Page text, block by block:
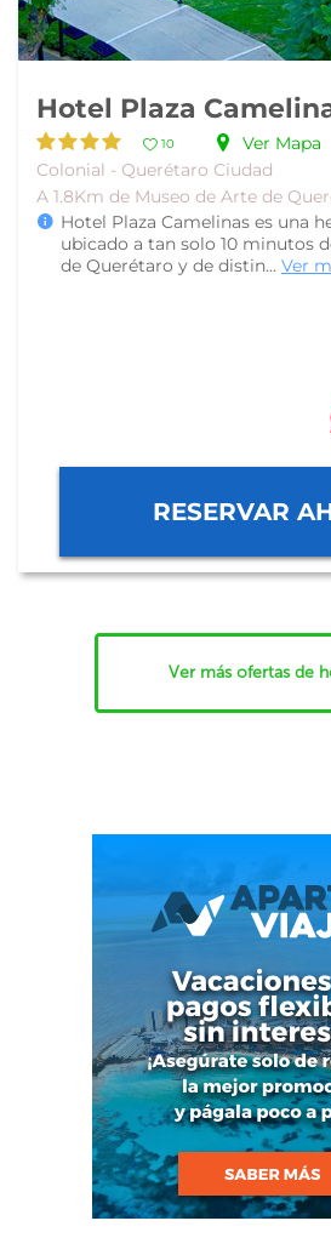
Hotel Plaza
10
Ver Mapa
Colonial - Querétaro Ciudad
A 1.8Km de Museo de Arte de
Hotel Plaza Camelinas es una
ubicado a tan solo 10 minutos
de Querétaro y de distin... Ver
RESERVAR
Ver más ofertas de